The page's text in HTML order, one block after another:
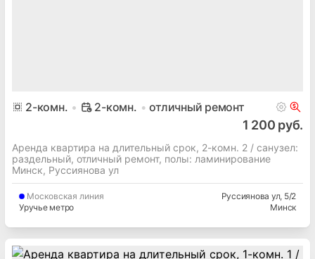
2-комн. 2-комн. отличный ремонт
1 200 руб.
Аренда квартира на длительный срок, 2-комн. 2 / cанузел:
раздельный, отличный ремонт, полы: ламинирование
Минск, Руссиянова ул
Московская линия
Уручье метро
Руссиянова ул, 5/2
Минск